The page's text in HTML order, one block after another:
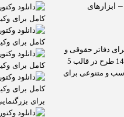
ابزارهای
دفاتر حقوقی و
مؤسسات حقوقی کار می‌کنید، این مجموعه وکتور حرفه‌ای با 14 طرح در قالب 5
و متنوعی برای
برای